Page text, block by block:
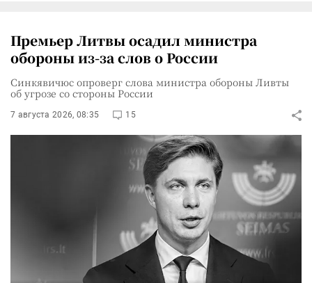
Премьер Литвы осадил министра
обороны из-за слов о России
Синкявичюс опроверг слова министра обороны Ливты
об угрозе со стороны России
7 августа 2026, 08:35 15